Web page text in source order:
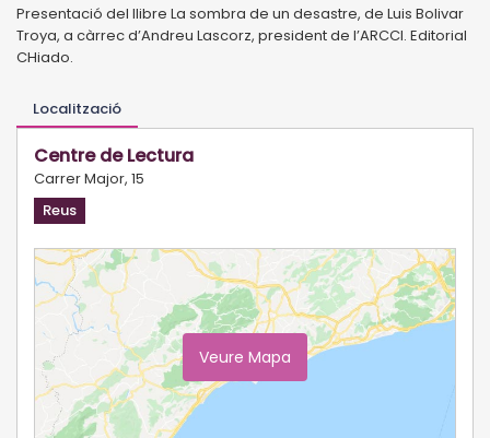
Presentació del llibre La sombra de un desastre, de Luis Bolivar
Troya, a càrrec d’Andreu Lascorz, president de l’ARCCI. Editorial
CHiado.
Localització
Centre de Lectura
Carrer Major, 15
Reus
Veure Mapa